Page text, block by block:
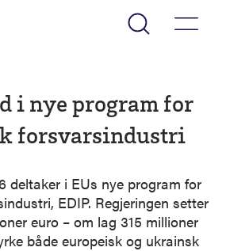
i nye program for
forsvarsindustri
deltaker i EUs nye program for
EDIP. Regjeringen setter
euro – om lag 315 millioner
både europeisk og ukrainsk